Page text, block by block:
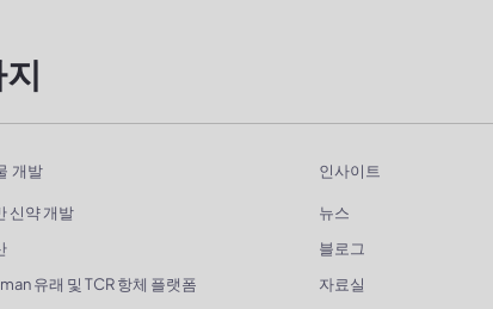
개발
신약 개발
유래 및 TCR 항체 플랫폼
인사이트
뉴스
블로그
자료실